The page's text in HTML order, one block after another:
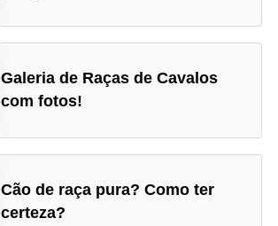
Galeria de Raças de Cavalos
com fotos!
Cão de raça pura? Como ter
certeza?